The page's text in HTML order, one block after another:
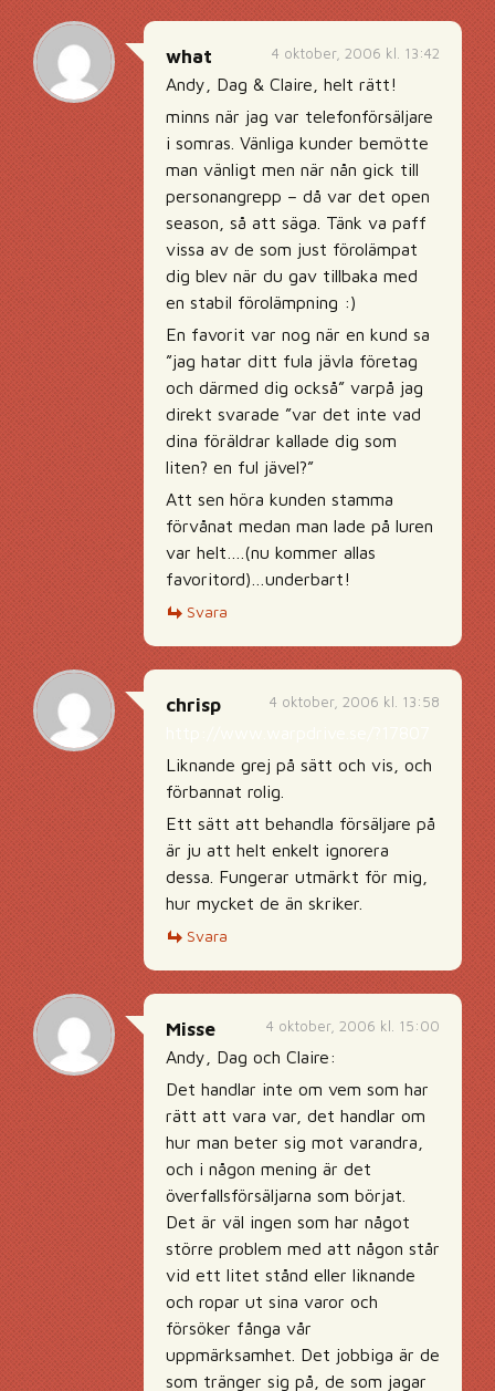
4 oktober, 2006 kl. 13:42
what
Andy, Dag & Claire, helt rätt!
minns när jag var telefonförsäljare
i somras. Vänliga kunder bemötte
man vänligt men när nån gick till
personangrepp – då var det open
season, så att säga. Tänk va paff
vissa av de som just förolämpat
dig blev när du gav tillbaka med
en stabil förolämpning :)
En favorit var nog när en kund sa
”jag hatar ditt fula jävla företag
och därmed dig också” varpå jag
direkt svarade ”var det inte vad
dina föräldrar kallade dig som
liten? en ful jävel?”
Att sen höra kunden stamma
förvånat medan man lade på luren
var helt….(nu kommer allas
favoritord)…underbart!
Svara
4 oktober, 2006 kl. 13:58
chrisp
Liknande grej på sätt och vis, och
förbannat rolig.
Ett sätt att behandla försäljare på
är ju att helt enkelt ignorera
dessa. Fungerar utmärkt för mig,
hur mycket de än skriker.
Svara
4 oktober, 2006 kl. 15:00
Misse
Andy, Dag och Claire:
Det handlar inte om vem som har
rätt att vara var, det handlar om
hur man beter sig mot varandra,
och i någon mening är det
överfallsförsäljarna som börjat.
Det är väl ingen som har något
större problem med att någon står
vid ett litet stånd eller liknande
och ropar ut sina varor och
försöker fånga vår
uppmärksamhet. Det jobbiga är de
som tränger sig på, de som jagar